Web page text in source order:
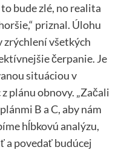
bude zlé, no realita
priznal. Úlohu
všetkých
čerpanie. Je
situáciou v
plánu obnovy. „Začali
B a C, aby nám
hĺbkovú analýzu,
a povedať budúcej